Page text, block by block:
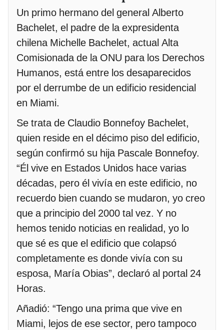
Un primo hermano del general Alberto
Bachelet, el padre de la expresidenta
chilena Michelle Bachelet, actual Alta
Comisionada de la ONU para los Derechos
Humanos, está entre los desaparecidos
por el derrumbe de un edificio residencial
en Miami.
Se trata de Claudio Bonnefoy Bachelet,
quien reside en el décimo piso del edificio,
según confirmó su hija Pascale Bonnefoy.
“Él vive en Estados Unidos hace varias
décadas, pero él vivía en este edificio, no
recuerdo bien cuando se mudaron, yo creo
que a principio del 2000 tal vez. Y no
hemos tenido noticias en realidad, yo lo
que sé es que el edificio que colapsó
completamente es donde vivía con su
esposa, María Obias”, declaró al portal 24
Horas.
Añadió: “Tengo una prima que vive en
Miami, lejos de ese sector, pero tampoco